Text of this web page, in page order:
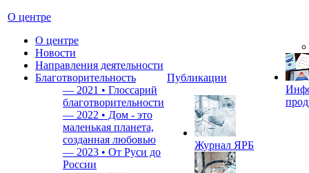
О центре
О центре
Новости
Направления деятельности
Благотворительность
— 2021 • Глоссарий
благотворительности
— 2022 • Дом - это
маленькая планета,
созданная любовью
— 2023 • От Руси до
России
Публикации
Журнал ЯРБ